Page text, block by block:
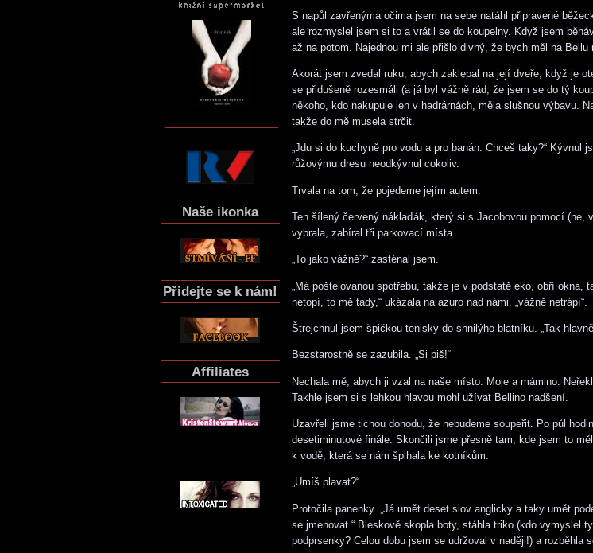
Naše ikonka
Přidejte se k nám!
Affiliates
S napůl zavřenýma očima jsem na sebe natáhl připravené
ale rozmyslel jsem si to a vrátil se do koupelny. Když jsem
až na potom. Najednou mi ale přišlo divný, že bych měl na
Akorát jsem zvedal ruku, abych zaklepal na její dveře, když je
se přidušeně rozesmáli (a já byl vážně rád, že jsem se do tý
někoho, kdo nakupuje jen v hadrárnách, měla slušnou výbavu.
takže do mě musela strčit.
„Jdu si do kuchyně pro vodu a pro banán. Chceš taky?“
růžovýmu dresu neodkývnul cokoliv.
Trvala na tom, že pojedeme jejím autem.
Ten šílený červený náklaďák, který si s Jacobovou pomocí (ne,
vybrala, zabíral tři parkovací místa.
„To jako vážně?“ zasténal jsem.
„Má poštelovanou spotřebu, takže je v podstatě eko, obří
netopí, to mě tady,“ ukázala na azuro nad námi, „vážně netrápí“.
Štrejchnul jsem špičkou tenisky do shnilýho blatníku. „Tak
Bezstarostně se zazubila. „Si piš!“
Nechala mě, abych ji vzal na naše místo. Moje a mámino.
Takhle jsem si s lehkou hlavou mohl užívat Bellino nadšení.
Uzavřeli jsme tichou dohodu, že nebudeme soupeřit. Po půl
desetiminutové finále. Skončili jsme přesně tam, kde jsem to
k vodě, která se nám šplhala ke kotníkům.
„Umíš plavat?“
Protočila panenky. „Já umět deset slov anglicky a taky umět
se jmenovat.“ Bleskově skopla boty, stáhla triko (kdo vymyslel
podprsenky? Celou dobu jsem se udržoval v naději!) a rozběhla